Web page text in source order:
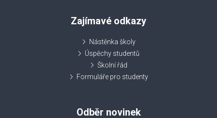
Zajímavé odkazy
Nástěnka školy
Úspěchy studentů
Školní řád
Formuláře pro studenty
Odběr novinek